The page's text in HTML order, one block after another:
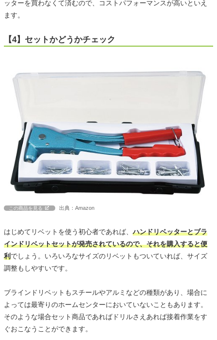
ッターを買わなくて済むので、コストパフォーマンスが高いといえ
ます。
【4】セットかどうかチェック
この商品を見る 出典：Amazon
はじめてリベットを使う初心者であれば、ハンドリベッターとブラ
インドリベットセットが発売されているので、それを購入すると便
利でしょう。いろいろなサイズのリベットもついていれば、サイズ
調整もしやすいです。
ブラインドリベットもスチールやアルミなどの種類があり、場合に
よっては最寄りのホームセンターにおいていないこともあります。
そのような場合セット商品であればドリルさえあれば接着作業をす
ぐおこなうことができます。